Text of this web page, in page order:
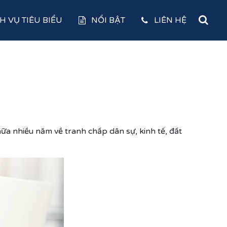
VỤ TIÊU BIỂU NỔI BẬT LIÊN HỆ
nhiều năm về tranh chấp dân sự, kinh tế, đất